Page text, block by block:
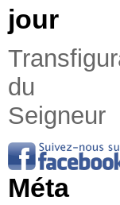
jour
du
Seigneur
Méta